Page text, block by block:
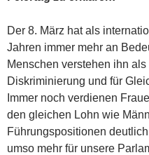
Der 8. März hat als
Jahren immer mehr an
Menschen verstehen ihn
Diskriminierung und für
Immer noch verdienen
den gleichen Lohn wie
Führungspositionen
umso mehr für unsere